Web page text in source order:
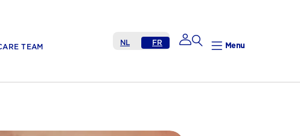
TEAM NL FR Menu